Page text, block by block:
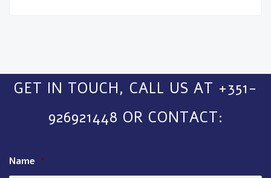
GET IN TOUCH, CALL US AT +351-
926921448 OR CONTACT:
Name *